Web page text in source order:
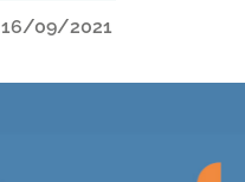
16/09/2021